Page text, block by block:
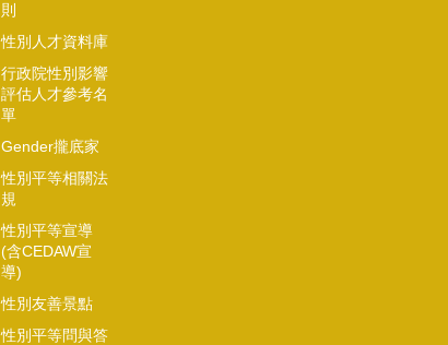
則
性別人才資料庫
行政院性別影響
評估人才參考名
單
Gender攏底家
性別平等相關法
規
性別平等宣導
(含CEDAW宣
導)
性別友善景點
性別平等問與答